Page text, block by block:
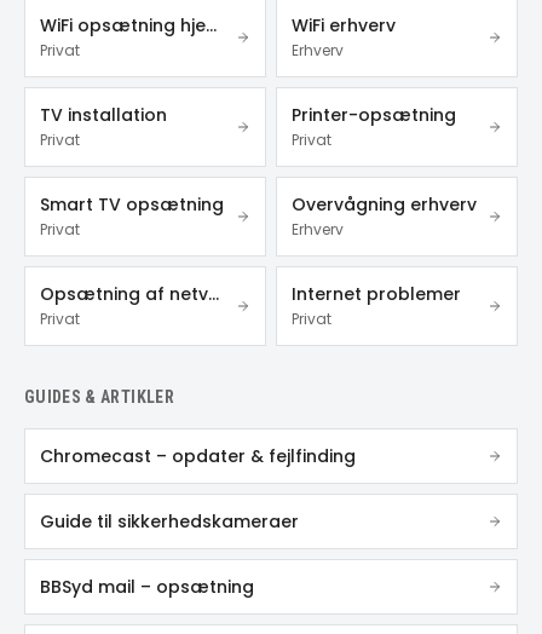
WiFi opsætning hjemme
Privat
WiFi erhverv
Erhverv
TV installation
Privat
Printer-opsætning
Privat
Smart TV opsætning
Privat
Overvågning erhverv
Erhverv
Opsætning af netværk
Privat
Internet problemer
Privat
GUIDES & ARTIKLER
Chromecast – opdater & fejlfinding
Guide til sikkerhedskameraer
BBSyd mail – opsætning